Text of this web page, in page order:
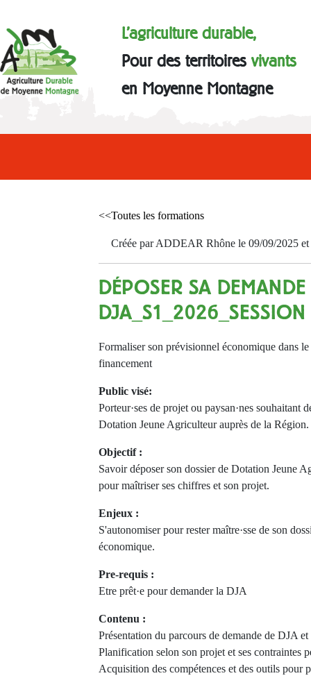
L'agriculture durable,
Pour des territoiresvivants
en Moyenne Montagne
<<Toutes les formations
Créée par ADDEAR Rhône le 09/09/2025 et
DÉPOSER SA DEMANDE
Formaliser son prévisionnel économique dans
financement
Public visé:
Porteur·ses de projet ou paysan·nes souhaitant
Dotation Jeune Agriculteur auprès de la Région.
Objectif :
Savoir déposer son dossier de Dotation Jeune
pour maîtriser ses chiffres et son projet.
Enjeux :
S'autonomiser pour rester maître·sse de son
économique.
Pre-requis :
Etre prêt·e pour demander la DJA
Contenu :
Présentation du parcours de demande de DJA et
Planification selon son projet et ses contraintes
Acquisition des compétences et des outils pour